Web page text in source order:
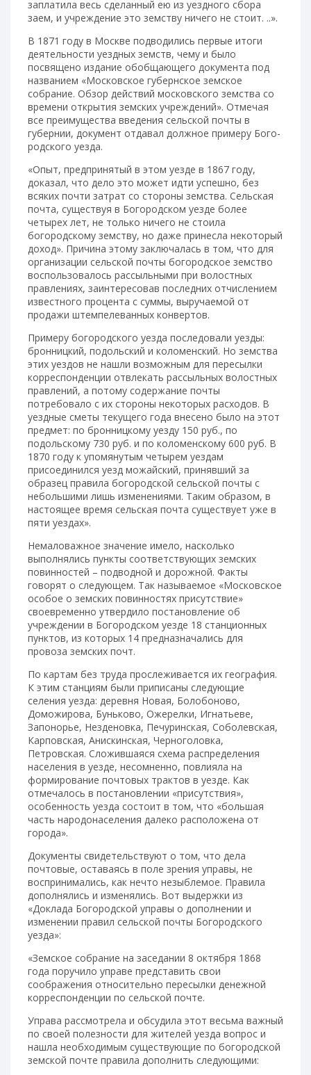
заплатила весь сделанный ею из уездного сбора
заем, и учреждение это земству ничего не стоит. ..».
В 1871 году в Москве подводились первые итоги
деятельности уездных земств, чему и было
посвящено издание обобщающего документа под
названием «Московское губернское земское
собрание. Обзор действий московского зем­ства со
времени открытия земских учреждений». Отмечая
все преимущества введения сельской почты в
губернии, документ отдавал должное примеру Бого­
родского уезда.
«Опыт, предпринятый в этом уезде в 1867 году,
доказал, что дело это может идти успешно, без
всяких почти затрат со стороны земства. Сельская
почта, существуя в Богородском уезде более
четырех лет, не только ничего не стоила
богородскому земству, но даже принесла некоторый
доход». Причина этому заключалась в том, что для
организации сельской почты богородское земство
воспользовалось рассыльными при волостных
правлениях, заинтересовав последних отчислением
известного процента с суммы, выручаемой от
продажи штемпелеванных конвертов.
Примеру богородского уезда последовали уезды:
бронницкий, подольский и коломенский. Но земства
этих уездов не нашли возможным для пересылки
корреспонденции отвлекать рассыльных волостных
правлений, а потому содержание почты
потребовало с их стороны некоторых расходов. В
уездные сметы текущего года внесено было на этот
предмет: по бронницкому уезду 150 руб., по
подольскому 730 руб. и по коломенскому 600 руб. В
1870 году к упомянутым четырем уездам
присоединился уезд можайский, принявший за
образец правила богородской сельской почты с
небольшими лишь изменениями. Таким образом, в
настоящее время сельская почта существует уже в
пяти уездах».
Немаловажное значение имело, насколько
выполнялись пункты соответствующих земских
повинностей – подводной и дорожной. Факты
говорят о следующем. Так называемое «Московское
особое о земских повинностях присутствие»
своевременно утвердило постановление об
учреждении в Богородском уезде 18 станционных
пунктов, из которых 14 предназначались для
провоза земских почт.
По картам без труда прослеживается их география.
К этим станциям были приписаны следующие
селения уезда: деревня Новая, Болобоново,
Доможирова, Буньково, Ожерелки, Игнатьеве,
Запонорье, Незденовка, Печуринская, Соболевская,
Карповская, Анискинская, Черноголовка,
Петровская. Сложившаяся схема распределения
населения в уезде, несомненно, повлияла на
формирование почтовых трактов в уезде. Как
отмечалось в постановлении «присутствия»,
особенность уезда состоит в том, что «большая
часть народонаселения далеко расположена от
города».
Документы свидетельствуют о том, что дела
почтовые, оставаясь в поле зрения управы, не
воспринимались, как нечто незыблемое. Правила
дополнялись и изменялись. Вот выдержки из
«Доклада Богородской управы о дополнении и
изменении правил сельской почты Богородского
уезда»:
«Земское собрание на заседании 8 октября 1868
года поручило управе представить свои
соображения относительно пересылки денежной
корреспонденции по сельской почте.
Управа рассмотрела и обсудила этот весьма важный
по своей полезности для жителей уезда вопрос и
нашла необходимым существующие по богородской
земской почте правила дополнить следующими: